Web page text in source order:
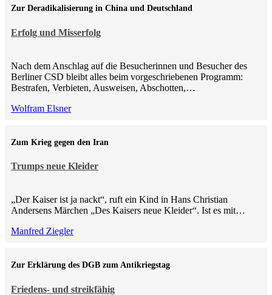
Erfolg und Misserfolg
Zur Deradikalisierung in China und Deutschland
Nach dem Anschlag auf die Besucherinnen und Besucher des
Berliner CSD bleibt alles beim vorgeschriebenen Programm:
Bestrafen, Verbieten, Ausweisen, Abschotten,…
Wolfram Elsner
Trumps neue Kleider
Zum Krieg gegen den Iran
„Der Kaiser ist ja nackt“, ruft ein Kind in Hans Christian
Andersens Märchen „Des Kaisers neue Kleider“. Ist es mit…
Manfred Ziegler
Friedens- und streikfähig
Zur Erklärung des DGB zum Antikriegstag